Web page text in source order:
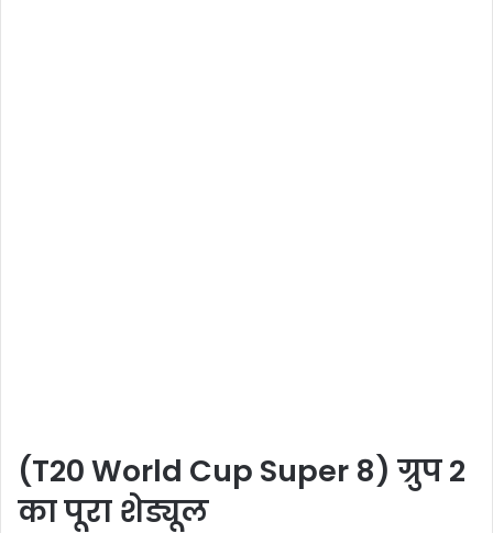
(T20 World Cup Super 8) ग्रुप 2
का पूरा शेड्यूल